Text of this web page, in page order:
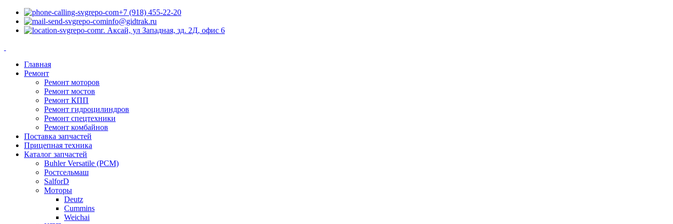
+7 (918) 455-22-20
info@gidtrak.ru
г. Аксай, ул Западная, зд. 2Д, офис 6
Главная
Ремонт
Ремонт моторов
Ремонт мостов
Ремонт КПП
Ремонт гидроцилиндров
Ремонт спецтехники
Ремонт комбайнов
Поставка запчастей
Прицепная техника
Каталог запчастей
Buhler Versatile (РСМ)
Ростсельмаш
SalforD
Моторы
Deutz
Cummins
Weichai